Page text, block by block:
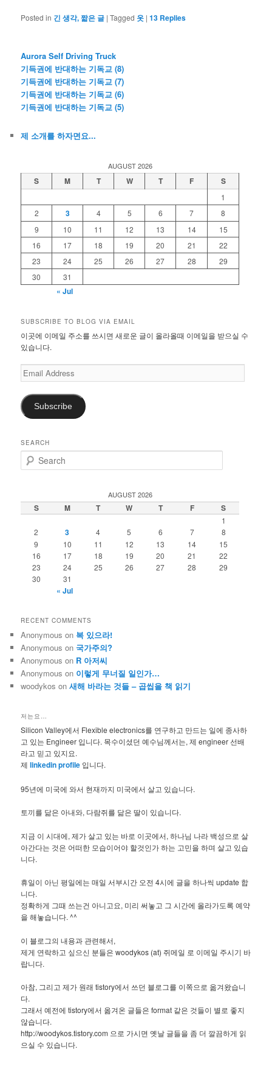
Posted in 긴 생각, 짧은 글 |Tagged 옷 |13 Replies
Aurora Self Driving Truck
기득권에 반대하는 기독교 (8)
기득권에 반대하는 기독교 (7)
기득권에 반대하는 기독교 (6)
기득권에 반대하는 기독교 (5)
제 소개를 하자면요...
AUGUST 2026
S M T W T F S
1
2
3 4 5 6 7
8
9
10 11 12 13 14
15
16
17 18 19 20 21
22
23
24 25 26 27 28
29
30
31
« Jul
SUBSCRIBE TO BLOG VIA EMAIL
이곳에 이메일 주소를 쓰시면 새로운 글이 올라올때 이메일을 받으실 수
있습니다.
Email
Address
Subscribe
SEARCH
e
c
h
AUGUST 2026
S M T W T F S
1
2
3 4 5 6 7
8
9
10 11 12 13 14
15
16
17 18 19 20 21
22
23
24 25 26 27 28
29
30
31
« Jul
RECENT COMMENTS
Anonymous on 복 있으라!
Anonymous on 국가주의?
Anonymous on R 아저씨
Anonymous on 이렇게 무너질 일인가…
woodykos on새해 바라는 것들 – 곱씹을 책 읽기
저는요…
Silicon Valley에서 Flexible electronics를 연구하고 만드는 일에 종사하
고 있는 Engineer 입니다. 목수이셨던 예수님께서는, 제 engineer 선배
라고 믿고 있지요.
제linkedin profile 입니다.
95년에 미국에 와서 현재까지 미국에서 살고 있습니다.
토끼를 닮은 아내와, 다람쥐를 닮은 딸이 있습니다.
지금 이 시대에, 제가 살고 있는 바로 이곳에서, 하나님 나라 백성으로 살
아간다는 것은 어떠한 모습이어야 할것인가 하는 고민을 하며 살고 있습
니다.
휴일이 아닌 평일에는 매일 서부시간 오전 4시에 글을 하나씩 update 합
니다.
정확하게 그때 쓰는건 아니고요, 미리 써놓고 그 시간에 올라가도록 예약
을 해놓습니다. ^^
이 블로그의 내용과 관련해서,
제게 연락하고 싶으신 분들은 woodykos (at) 쥐메일 로 이메일 주시기 바
랍니다.
아참, 그리고 제가 원래 tistory에서 쓰던 블로그를 이쪽으로 옮겨왔습니
다.
그래서 예전에 tistory에서 옮겨온 글들은 format 같은 것들이 별로 좋지
않습니다.
http://woodykos.tistory.com 으로 가시면 옛날 글들을 좀 더 깔끔하게 읽
으실 수 있습니다.